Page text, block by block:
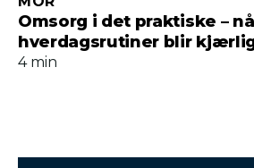
Omsorg i det praktiske –
hverdagsrutiner blir
4 min